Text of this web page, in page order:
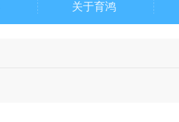
关于育鸿